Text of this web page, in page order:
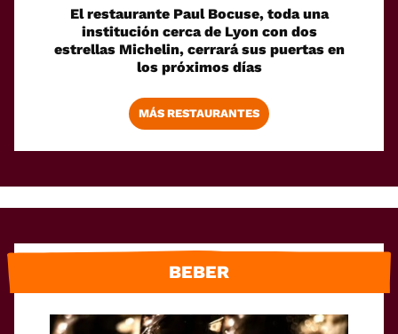
El restaurante Paul Bocuse, toda una
institución cerca de Lyon con dos
estrellas Michelin, cerrará sus puertas en
los próximos días
MÁS RESTAURANTES
BEBER